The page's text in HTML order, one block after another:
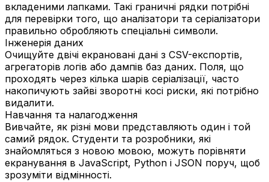
вкладеними лапками. Такі граничні рядки потрібні
для перевірки того, що аналізатори та серіалізатори
правильно обробляють спеціальні символи.
Інженерія даних
Очищуйте двічі екрановані дані з CSV-експортів,
агрегаторів логів або дампів баз даних. Поля, що
проходять через кілька шарів серіалізації, часто
накопичують зайві зворотні косі риски, які потрібно
видалити.
Навчання та налагодження
Вивчайте, як різні мови представляють один і той
самий рядок. Студенти та розробники, які
знайомляться з новою мовою, можуть порівняти
екранування в JavaScript, Python і JSON поруч, щоб
зрозуміти відмінності.